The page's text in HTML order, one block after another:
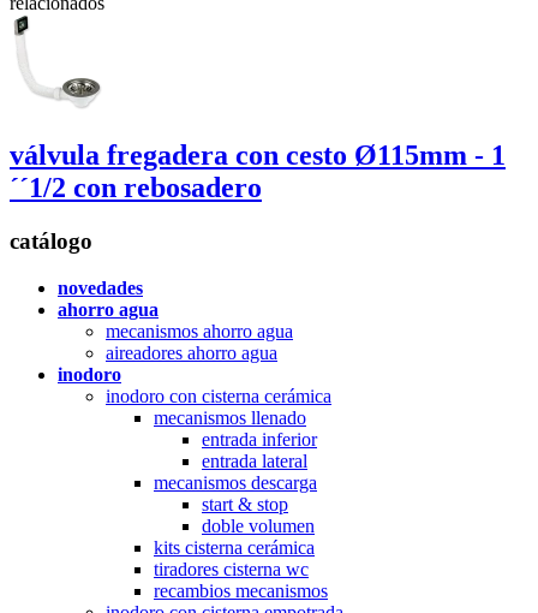
válvula fregadera con cesto Ø115mm - 1
´´1/2 con rebosadero
catálogo
novedades
ahorro agua
mecanismos ahorro agua
aireadores ahorro agua
inodoro
inodoro con cisterna cerámica
mecanismos llenado
entrada inferior
entrada lateral
mecanismos descarga
start & stop
doble volumen
kits cisterna cerámica
tiradores cisterna wc
recambios mecanismos